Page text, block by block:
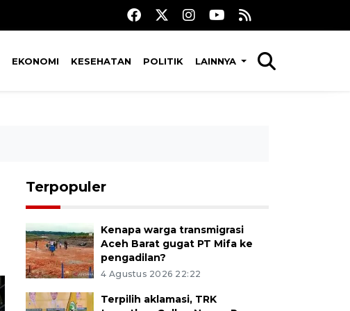
EKONOMI KESEHATAN POLITIK LAINNYA
Terpopuler
Kenapa warga transmigrasi
Aceh Barat gugat PT Mifa ke
pengadilan?
4 Agustus 2026 22:22
Terpilih aklamasi, TRK